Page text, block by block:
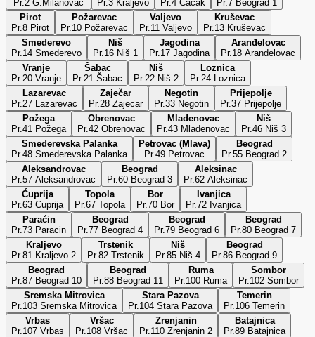
Pr.2 G.Milanovac Pr.3 Kraljevo Pr.4 Čačak
Pr.7 Beograd 1
Pirot
Pr.8 Pirot
Požarevac
Pr.10 Požarevac
Valjevo
Pr.11 Valjevo
Kruševac
Pr.13 Kruševac
Smederevo
Pr.14 Smederevo
Niš
Pr.16 Niš 1
Jagodina
Pr.17 Jagodina
Aranđelovac
Pr.18 Arandelovac
Vranje
Pr.20 Vranje
Šabac
Pr.21 Šabac
Niš
Pr.22 Niš 2
Loznica
Pr.24 Loznica
Lazarevac
Pr.27 Lazarevac
Zaječar
Pr.28 Zajecar
Negotin
Pr.33 Negotin
Prijepolje
Pr.37 Prijepolje
Požega
Pr.41 Požega
Obrenovac
Pr.42 Obrenovac
Mladenovac
Pr.43 Mladenovac
Niš
Pr.46 Niš 3
Smederevska Palanka
Pr.48 Smederevska Palanka
Petrovac (Mlava)
Pr.49 Petrovac
Beograd
Pr.55 Beograd 2
Aleksandrovac
Pr.57 Aleksandrovac
Beograd
Pr.60 Beograd 3
Aleksinac
Pr.62 Aleksinac
Ćuprija
Pr.63 Cuprija
Topola
Pr.67 Topola
Bor
Pr.70 Bor
Ivanjica
Pr.72 Ivanjica
Paraćin
Pr.73 Paracin
Beograd
Pr.77 Beograd 4
Beograd
Pr.79 Beograd 6
Beograd
Pr.80 Beograd 7
Kraljevo
Pr.81 Kraljevo 2
Trstenik
Pr.82 Trstenik
Niš
Pr.85 Niš 4
Beograd
Pr.86 Beograd 9
Beograd
Pr.87 Beograd 10
Beograd
Pr.88 Beograd 11
Ruma
Pr.100 Ruma
Sombor
Pr.102 Sombor
Sremska Mitrovica
Pr.103 Sremska Mitrovica
Stara Pazova
Pr.104 Stara Pazova
Temerin
Pr.106 Temerin
Vrbas
Pr.107 Vrbas
Vršac
Pr.108 Vršac
Zrenjanin
Pr.110 Zrenjanin 2
Batajnica
Pr.89 Batajnica